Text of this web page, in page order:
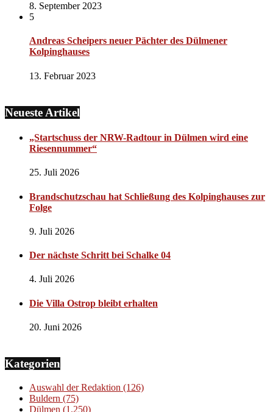
8. September 2023
5
Andreas Scheipers neuer Pächter des Dülmener
Kolpinghauses
13. Februar 2023
Neueste Artikel
„Startschuss der NRW-Radtour in Dülmen wird eine
Riesennummer“
25. Juli 2026
Brandschutzschau hat Schließung des Kolpinghauses zur
Folge
9. Juli 2026
Der nächste Schritt bei Schalke 04
4. Juli 2026
Die Villa Ostrop bleibt erhalten
20. Juni 2026
Kategorien
Auswahl der Redaktion (126)
Buldern (75)
Dülmen (1.250)